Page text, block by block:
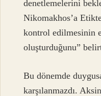
denetlemelerini
Nikomakhos’a
kontrol edilmesinin
oluşturduğunu”
Bu dönemde
karşılanmazdı.